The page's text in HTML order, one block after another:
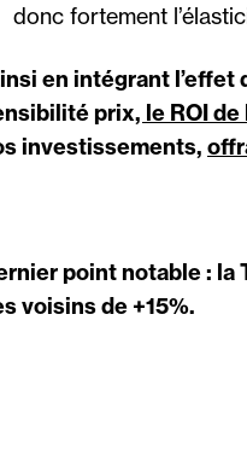
donc fortement
en intégrant l’effet
prix, le ROI
investissements,
point notable : la
voisins de +15%.